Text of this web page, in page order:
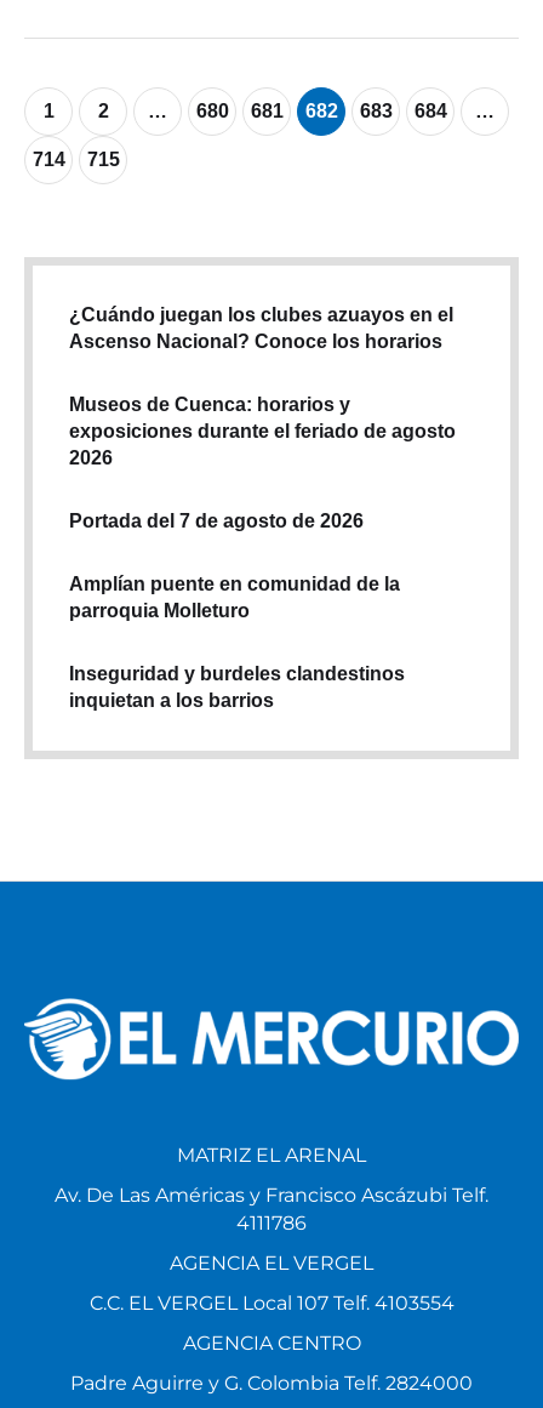
Pusuquí, en el norte de la capital, …
1 2 … 680 681 682 683 684 …
714 715
¿Cuándo juegan los clubes azuayos en el
Ascenso Nacional? Conoce los horarios
Museos de Cuenca: horarios y
exposiciones durante el feriado de agosto
2026
Portada del 7 de agosto de 2026
Amplían puente en comunidad de la
parroquia Molleturo
Inseguridad y burdeles clandestinos
inquietan a los barrios
MATRIZ EL ARENAL
Av. De Las Américas y Francisco Ascázubi Telf.
4111786
AGENCIA EL VERGEL
C.C. EL VERGEL Local 107 Telf. 4103554
AGENCIA CENTRO
Padre Aguirre y G. Colombia Telf. 2824000